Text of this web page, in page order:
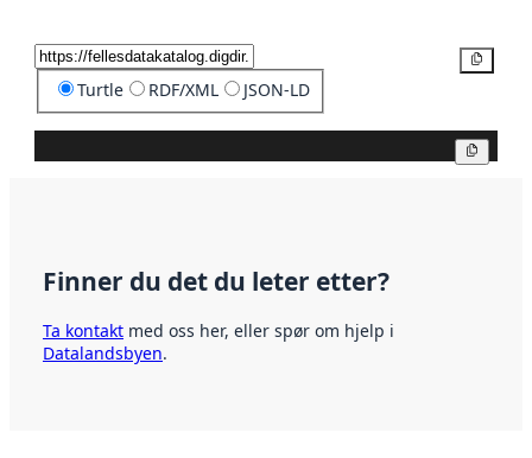
Turtle RDF/XML JSON-LD
Finner du det du leter etter?
Ta kontakt med oss her, eller spør om hjelp i
Datalandsbyen.